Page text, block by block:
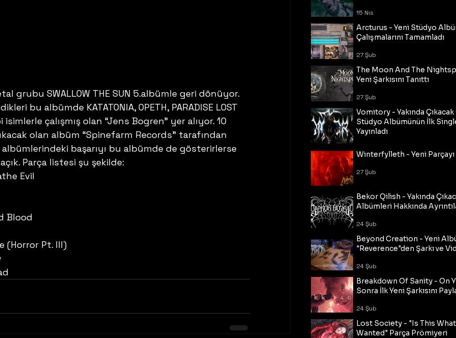
grubu SWALLOW THE SUN 5.albümle geri dönüyor.
bu albümde KATATONIA, OPETH, PARADISE LOST
isimlerle çalışmış olan “Jens Bogren” yer alıyor. 10
olan albüm “Spinefarm Records” tarafından
albümlerindeki başarıyı bu albümde de gösterirlerse
Parça listesi şu şekilde:
Evil
Blood
(Horror Pt. III)
15 Nis
Arcturus - Yeni Stüdyo
Çalışmalarını Tamamladı
27 Şub
The Moon And The
Yeni Şarkısını Tanıttı
27 Şub
Vomitory - Yakında
Stüdyo Albümünün İlk
Yayınladı
Winterfylleth - Yeni Parçayı
27 Şub
Bekor Qilish - Yakında
Albümleri Hakkında
24 Şub
Beyond Creation - Yeni
"Reverence"den Şarkı ve
24 Şub
Breakdown Of Sanity - On
Sonra İlk Yeni Şarkısını
24 Şub
Lost Society - "Is This
Wanted" Parça Prömiyeri